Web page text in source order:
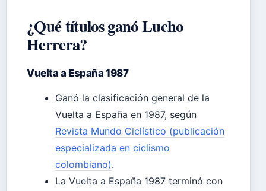
¿Qué títulos ganó Lucho
Herrera?
Vuelta a España 1987
Ganó la clasificación general de la
Vuelta a España en 1987, según
Revista Mundo Ciclístico (publicación
especializada en ciclismo
colombiano).
La Vuelta a España 1987 terminó con